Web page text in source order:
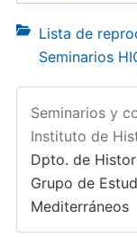
Lista de
Seminarios
Seminarios y
Instituto de
Dpto. de
Grupo de
Mediterráneos